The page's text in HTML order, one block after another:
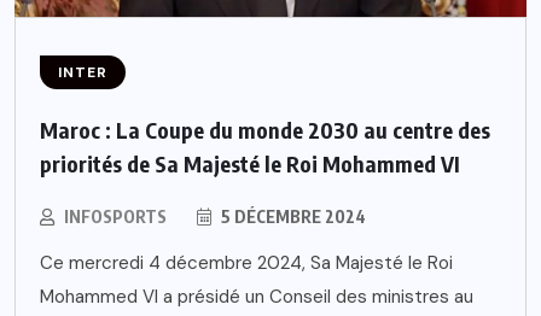
INTER
Maroc : La Coupe du monde 2030 au centre des
priorités de Sa Majesté le Roi Mohammed VI
INFOSPORTS 5 DÉCEMBRE 2024
Ce mercredi 4 décembre 2024, Sa Majesté le Roi
Mohammed VI a présidé un Conseil des ministres au